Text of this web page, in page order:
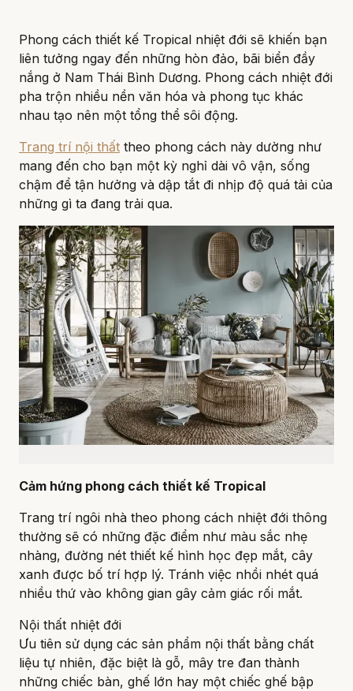
Phong cách thiết kế Tropical nhiệt đới sẽ khiến bạn
liên tưởng ngay đến những hòn đảo, bãi biển đầy
nắng ở Nam Thái Bình Dương. Phong cách nhiệt đới
pha trộn nhiều nền văn hóa và phong tục khác
nhau tạo nên một tổng thể sôi động.
Trang trí nội thất theo phong cách này dường như
mang đến cho bạn một kỳ nghỉ dài vô vận, sống
chậm để tận hưởng và dập tắt đi nhịp độ quá tải của
những gì ta đang trải qua.
Cảm hứng phong cách thiết kế Tropical
Trang trí ngôi nhà theo phong cách nhiệt đới thông
thường sẽ có những đặc điểm như màu sắc nhẹ
nhàng, đường nét thiết kế hình học đẹp mắt, cây
xanh được bố trí hợp lý. Tránh việc nhồi nhét quá
nhiều thứ vào không gian gây cảm giác rối mắt.
Nội thất nhiệt đới
Ưu tiên sử dụng các sản phẩm nội thất bằng chất
liệu tự nhiên, đặc biệt là gỗ, mây tre đan thành
những chiếc bàn, ghế lớn hay một chiếc ghế bập